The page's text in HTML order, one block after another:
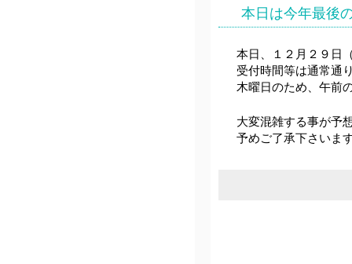
本日は今年最後
本日、１２月２９日
受付時間等は通常通
木曜日のため、午前
大変混雑する事が予
予めご了承下さいま